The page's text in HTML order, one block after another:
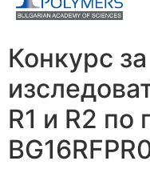
Конкурс
R1 и R2 по